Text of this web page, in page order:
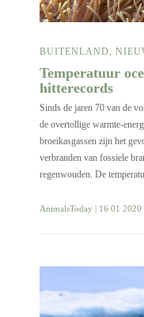
BUITENLAND,
Temperatuur
hitterecords
Sinds de jaren 70 van de
de overtollige warmte-
broeikasgassen zijn het
verbranden van fossiele
regenwouden. De
AnimalsToday | 16 01 2020